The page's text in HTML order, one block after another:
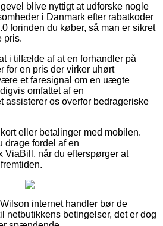
blive nyttigt at udforske nogle
i Danmark efter rabatkoder
forinden du køber, så man er sikret
pris.
i tilfælde af at en forhandler på
for en pris der virker uhørt
et faresignal om en uægte
omfattet af en
assisterer os overfor bedrageriske
eller betalinger med mobilen.
drage fordel af en
ViaBill, når du efterspørger at
internet handler bør de
netbutikkens betingelser, det er dog